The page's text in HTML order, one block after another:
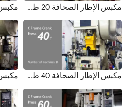
مكبس الإطار الصحافة 20 طن. عدد الآلات 8.
مكبس الإطار الصحافة 40 طن. عدد الآلات 14.